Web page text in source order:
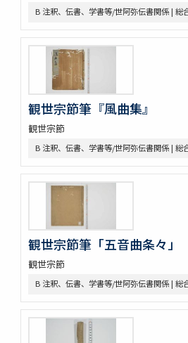
D 史料/免状（申請書・礼状）
D 史料/勧進能
D 史料/名寄
D 史料/名鑑
D 史料/書上
D 史料/書状・雑
D 史料/由緒書
D 史料/番組
D 史料/絵図
D 史料/装束・作物他
D 史料/面・装束等目録
D 史料/その他
E 狂言/本狂言
E 狂言/本狂言（和泉流）
E 狂言/本狂言（鷺流）
E 狂言/本狂言（大蔵流）
E 狂言/間狂言
E 狂言/付
B 注釈、伝書、学書等/世阿弥伝書関係 | 総
観世宗節筆『風曲集』
観世宗節
B 注釈、伝書、学書等/世阿弥伝書関係 | 総
観世宗節筆「五音曲条々」
観世宗節
B 注釈、伝書、学書等/世阿弥伝書関係 | 総